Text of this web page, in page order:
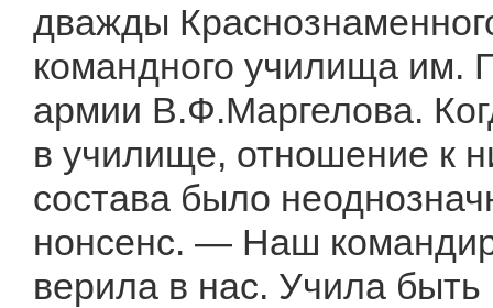
дважды
командного училища им.
армии В.Ф.Маргелова.
в училище, отношение к
состава было
нонсенс. — Наш
верила в нас. Учила